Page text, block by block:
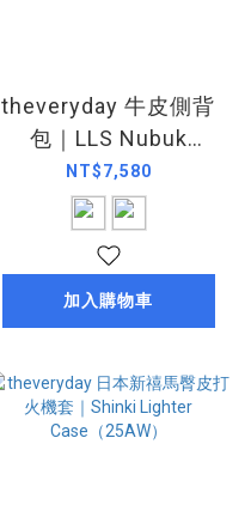
theveryday 牛皮側背
包｜LLS Nubuk
Comfy Bag（25AW）
NT$7,580
加入購物車